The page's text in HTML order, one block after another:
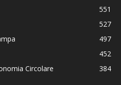
551
527
497
452
Circolare
384